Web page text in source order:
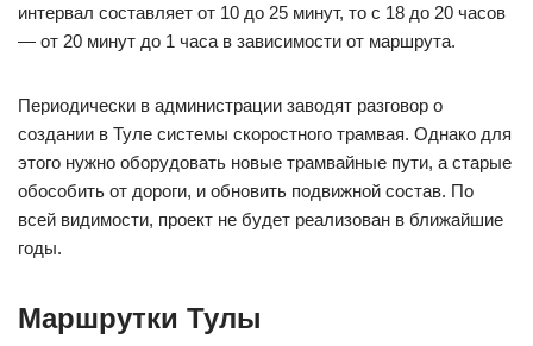
интервал составляет от 10 до 25 минут, то с 18 до 20 часов
— от 20 минут до 1 часа в зависимости от маршрута.
Периодически в администрации заводят разговор о
создании в Туле системы скоростного трамвая. Однако для
этого нужно оборудовать новые трамвайные пути, а старые
обособить от дороги, и обновить подвижной состав. По
всей видимости, проект не будет реализован в ближайшие
годы.
Маршрутки Тулы